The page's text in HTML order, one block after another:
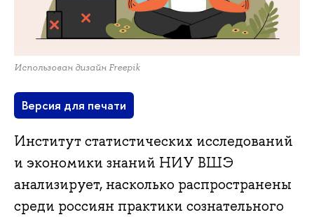
Использован дизайн Freepik
Версия для печати
Институт статистических исследований
и экономики знаний НИУ ВШЭ
анализирует, насколько распространены
среди россиян практики сознательного